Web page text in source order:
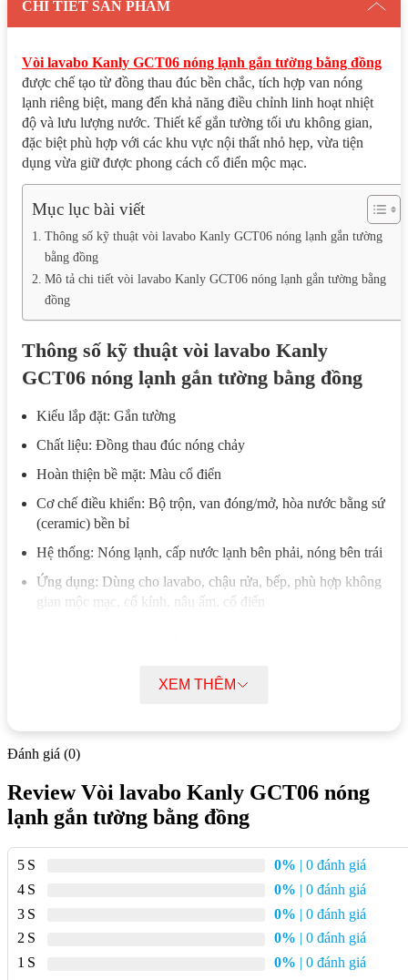
CHI TIẾT SẢN PHẨM
Vòi lavabo Kanly GCT06 nóng lạnh gắn tường bằng đồng
được chế tạo từ đồng thau đúc bền chắc, tích hợp van nóng
lạnh riêng biệt, mang đến khả năng điều chỉnh linh hoạt nhiệt
độ và lưu lượng nước. Thiết kế gắn tường tối ưu không gian,
đặc biệt phù hợp với các khu vực nội thất nhỏ hẹp, vừa tiện
dụng vừa giữ được phong cách cổ điển mộc mạc.
Mục lục bài viết
Thông số kỹ thuật vòi lavabo Kanly GCT06 nóng lạnh gắn tường
bằng đồng
Mô tả chi tiết vòi lavabo Kanly GCT06 nóng lạnh gắn tường bằng
đồng
Thông số kỹ thuật vòi lavabo Kanly
GCT06 nóng lạnh gắn tường bằng đồng
Kiểu lắp đặt: Gắn tường
Chất liệu: Đồng thau đúc nóng chảy
Hoàn thiện bề mặt: Màu cổ điển
Cơ chế điều khiển: Bộ trộn, van đóng/mở, hòa nước bằng sứ
(ceramic) bền bỉ
Hệ thống: Nóng lạnh, cấp nước lạnh bên phải, nóng bên trái
Ứng dụng: Dùng cho lavabo, chậu rửa, bếp, phù hợp không
gian mộc mạc, cổ kính, nâu ấm, cổ điển
nóng lạnh gắn tường bằng đồng
đảm bảo độ bền vượt trội và khả năng chịu lực tốt.
Thiết kế gắn tường giúp giải phóng diện tích thao tác, mang
mái.
Vòi Kanly GCT06 trang bị bộ trộn và van đóng/mở nước
nóng lạnh riêng biệt, cho phép điều chỉnh nhiệt độ nước theo
Sản phẩm được hoàn thiện bề mặt màu cổ điển, giữ được
tông màu nâu ấm tự nhiên, phù hợp với các phong cách nội
thất mộc mạc, cổ kính hoặc không gian nhỏ hẹp.
Lắp đặt cố định trên tường giúp không gian sử dụng gọn
XEM THÊM
Đánh giá (0)
Review Vòi lavabo Kanly GCT06 nóng
lạnh gắn tường bằng đồng
5 0% | 0 đánh giá
4
0% | 0 đánh giá
3
0% | 0 đánh giá
2
0% | 0 đánh giá
1
0% | 0 đánh giá